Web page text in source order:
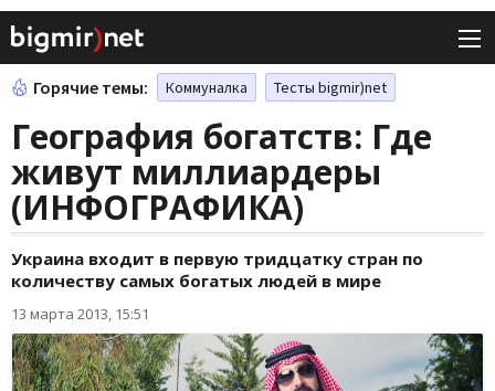
Горячие темы: Коммуналка Тесты bigmir)net
География богатств: Где
живут миллиардеры
(ИНФОГРАФИКА)
Украина входит в первую тридцатку стран по
количеству самых богатых людей в мире
13 марта 2013, 15:51